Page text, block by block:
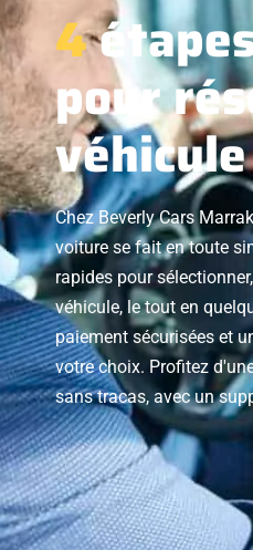
4
pour
véhicule
Chez Beverly Cars
voiture se fait en toute
rapides pour
véhicule, le tout en
paiement sécurisées et
votre choix. Profitez
sans tracas, avec un